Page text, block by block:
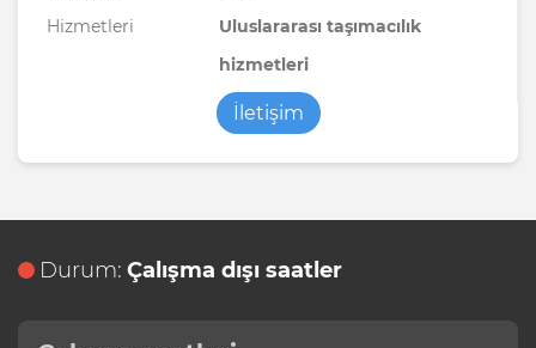
Hizmetleri
Uluslararası taşımacılık
hizmetleri
İletişim
Durum: Çalışma dışı saatler